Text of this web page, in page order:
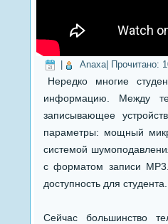
Anaxa| Прочитано:
Нередко многие
информацию. Между
записывающее
параметры: мощный
системой
с форматом записи
доступность для студента.
Сейчас большинство